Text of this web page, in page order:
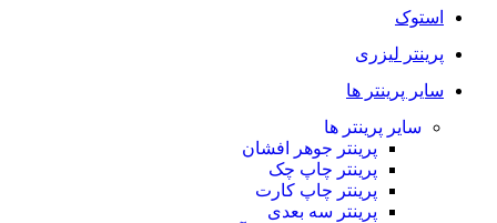
استوک
پرینتر لیزری
سایر پرینتر ها
سایر پرینتر ها
پرینتر جوهر افشان
پرینتر چاپ چک
پرینتر چاپ کارت
پرینتر سه بعدی